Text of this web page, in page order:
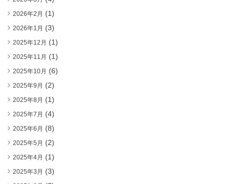
2026年2月 (1)
2026年1月 (3)
2025年12月 (1)
2025年11月 (1)
2025年10月 (6)
2025年9月 (2)
2025年8月 (1)
2025年7月 (4)
2025年6月 (8)
2025年5月 (2)
2025年4月 (1)
2025年3月 (3)